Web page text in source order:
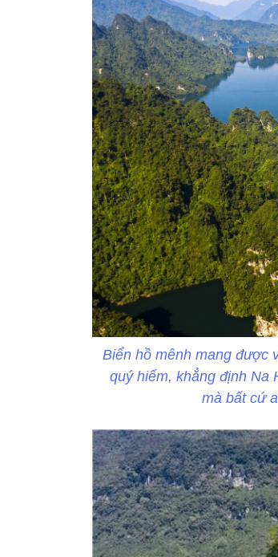
Biển hồ mênh mang được
quý hiếm, khẳng định Na
mà bất cứ